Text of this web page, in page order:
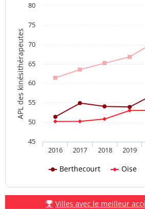
APL des kinésithérapeutes
Berthecourt Oise
2016 2017 2018 2019
45
50
55
60
65
70
75
80
Villes avec le meilleur